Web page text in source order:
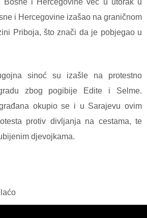
i Hercegovine već u utorak u
i Hercegovine izašao na graničnom
Priboja, što znači da je pobjegao u
sinoć su izašle na protestno
zbog pogibije Edite i Selme.
okupio se i u Sarajevu ovim
protiv divljanja na cestama, te
djevojkama.